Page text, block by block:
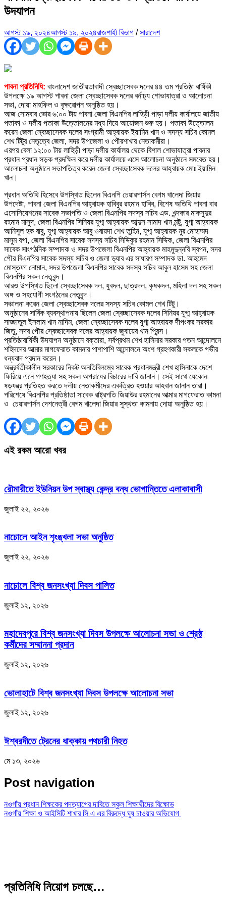
উদযাপন
আগস্ট ১৯, ২০২৪আগস্ট ১৯, ২০২৪রাজশাহী বিভাগ /সারাদেশ
পাবনা প্রতিনিধি: বাংলাদেশ জাতীয়তাবাদী স্বেচ্ছাসেবক দলের ৪৪ তম প্রতিষ্ঠা বার্ষিকী
উপলক্ষে ১৯ আগস্ট পাবনা জেলা স্বেচ্ছাসেবক দলের বর্নাঢ্য শোভাযাত্রা ও আলোচনা
সভা, দোয়া মাহফিল ও বৃক্ষরোপন অনুষ্ঠিত হয়।
আজ সোমবার ভোর ৬:০০ টায় পাবনা জেলা বিএনপির লাহিড়ী পাড়া দলীয় কার্যালয়ে জাতীয়
পতাকা ও দলীয় পতাকা উত্তোলনের মধ্য দিয়ে আয়োজন শুরু হয়। পতাকা উত্তোলন
করেন জেলা স্বেচ্ছাসেবক দলের সংগ্রামী আহ্বায়ক ইয়ামিন খান ও সদস্য সচিব কোমল
শেখ টিটুর নেতৃত্বে জেলা, সদর উপজেলা ও পৌরশাখার নেতাকর্মীরা।
এরপর বেলা ১২:০০ টায় লাহিড়ী পাড়া দলীয় কার্যালয় থেকে বিশাল শোভাযাত্রা পাবনার
প্রধান প্রধান সড়ক প্রদক্ষিন করে দলীয় কার্যালয়ে এসে আলোচনা অনুষ্ঠানে সমবেত হয়।
আলোচনা অনুষ্ঠানে সভাপতিত্ব করেন জেলা স্বেচ্ছাসেবক দলের আহ্বায়ক মোঃ ইয়ামিন
খান।
প্রধান অতিথি হিসেবে উপস্থিত ছিলেন বিএনপি চেয়ারপার্সন বেগম খালেদা জিয়ার
উপদেষ্টা, পাবনা জেলা বিএনপির আহ্বায়ক হাবিবুর রহমান হাবিব, বিশেষ অতিথি পাবনা বার
এসোসিয়েশনের সাবেক সভাপতি ও জেলা বিএনপির সদস্য সচিব এড. খন্দকার মাকসুদুর
রহমান মাসুদ, জেলা বিএনপির সিনিয়র যুগ্ম আহ্বায়ক আব্দুস সামাদ খান মন্টু, যুগ্ম আহ্বায়ক
আনিসুল হক বাবু, যুগ্ম আহ্বায়ক আবু ওবায়দা শেখ তুহিন, যুগ্ম আহ্বায়ক নুর মোহাম্মদ
মাসুম বগা, জেলা বিএনপির সাবেক সদস্য সচিব সিদ্দিকুর রহমান সিদ্দিক, জেলা বিএনপির
সাবেক সাংগঠনিক সম্পাদক ও সদর উপজেলা বিএনপির আহ্বায়ক মাহমুদুন্নবি স্বপন, সদর
পৌর বিএনপির সাবেক সদস্য সচিব ও জেলা ড্যাব এর সাধারণ সম্পাদক ডা. আহমেদ
মোস্তফা নোমান, সদর উপজেলা বিএনপির সাবেক সদস্য সচিব আবুল হাসেম সহ জেলা
বিএনপির সকল নেতৃবৃন্দ।
আরও উপস্থিত ছিলো স্বেচ্ছাসেবক দল, যুবদল, ছাত্রদল, কৃষকদল, মহিলা দল সহ সকল
অঙ্গ ও সহযোগী সংগঠনের নেতৃবৃন্দ।
সঞ্চালনা করেন জেলা স্বেচ্ছাসেবক দলের সদস্য সচিব কোমল শেখ টিটু।
অনুষ্ঠানের সার্বিক ব্যবস্থাপনায় ছিলেন জেলা স্বেচ্ছাসেবক দলের সিনিয়র যুগ্ম আহ্বায়ক
সাজ্জাতুল ইসলাম খান নাদিম, জেলা স্বেচ্ছাসেবক দলের যুগ্ম আহবায়ক দীপংকর সরকার
জিতু, সদর পৌর স্বেচ্ছাসেবক দলের আহ্বায়ক জুবায়ের খান প্রিন্স।
প্রতিষ্ঠাবার্ষিকী উদযাপন অনুষ্ঠানে বক্তারা, সর্বপ্রথম শেখ হাসিনার সরকার পতন আন্দোলনে
শহিদদের আত্মার মাগফেরাত কামনার পাশাপাশি আন্দোলনে অংশ গ্রহণকারী সকলকে গভীর
ধন্যবাদ প্রদান করেন।
অন্ত্রর্বর্তীকালীন সরকারের নিকট অনতিবিলম্বে সাবেক প্রধানমন্ত্রী শেখ হাসিনাকে দেশে
ফিরিয়ে এনে গণহত্যা সহ সকল অপরাধের বিচারের দাবি জানান। সেই সাথে যেকোন
ষড়যন্ত্র প্রতিহত করতে দলীয় নেতাকর্মীদের একত্রিত হওয়ার আহবান জানান তারা।
পরিশেষে বিএনপির প্রতিষ্ঠাতা সাবেক রাষ্ট্রপতি জিয়াউর রহমানের আত্মার মাগফেরাত কামনা
ও চেয়ারপার্সন দেশনেত্রী বেগম খালেদা জিয়ার সুস্থতা কামনায় দোয়া অনুষ্ঠিত হয়।
এই রকম আরো খবর
রৌমারীতে ইউনিয়ন উপ স্বাস্থ্য কেন্দ্র বন্ধ ভোগান্তিতে এলাকাবাসী
জুলাই ২২, ২০২৬
নাচোলে আইন শৃংঙ্খলা সভা অনুষ্ঠিত
জুলাই ২২, ২০২৬
নাচোলে বিশ্ব জনসংখ্যা দিবস পালিত
জুলাই ১২, ২০২৬
মহাদেবপুরে বিশ্ব জনসংখ্যা দিবস উপলক্ষে আলোচনা সভা ও শ্রেষ্ঠ
কর্মীদের সম্মাননা প্রদান
জুলাই ১২, ২০২৬
ভোলাহাটে বিশ্ব জনসংখ্যা দিবস উপলক্ষে আলোচনা সভা
জুলাই ১২, ২০২৬
ঈশ্বরদীতে ট্রেনের ধাক্কায় পথচারী নিহত
মে ১৩, ২০২৬
Post navigation
নওগাঁয় প্রধান শিক্ষকের পদত্যাগের দাবিতে স্কুল শিক্ষার্থীদের বিক্ষোভ
নওগাঁয় শিক্ষা ও আইসিটি শাখার সি এ এর বিরুদ্ধে ঘুষ চাওয়ার অভিযোগ
প্রতিনিধি নিয়োগ চলছে…